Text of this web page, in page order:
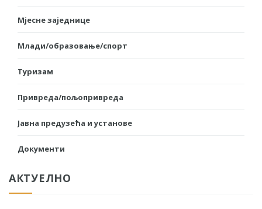
Мјесне заједнице
Млади/образовање/спорт
Туризам
Привреда/пољопривреда
Јавна предузећа и установе
Документи
АКТУЕЛНО